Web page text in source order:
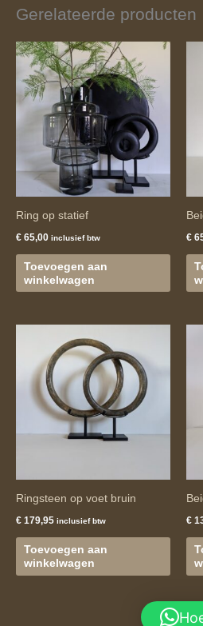
Gerelateerde producten
Ring op statief
€ 65,00 inclusief btw
Toevoegen aan
winkelwagen
€
Ringsteen op voet bruin
€ 179,95 inclusief btw
Toevoegen aan
winkelwagen
€